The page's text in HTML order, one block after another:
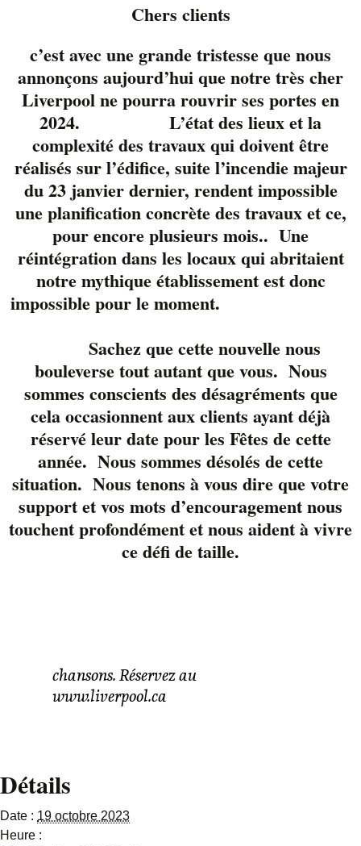
Steve Forget, depuis
1989, il gagne sa vie
en trimbalant son
répertoire de chansons
anglophones et
francophones ainsi
que ses propres
compositions. Il
auditionne pour
quelques spectacles
d’envergures telles que
Notre-Dame de Paris,
du Rock à l’opéra et
Roméo et Juliette. C’est
en étant membre du
groupe
The Grand
Illusion, hommage à
Styx, qu’en 1999 il eut
la chance
d’auditionner pour la
formation Styx.
Passionné de la scène,
il aime le transfert
d’énergie qui se
produit entre l’artiste
et son public lors de ces
chansons. Réservez au
www.liverpool.ca
Détails
Date : 19 octobre 2023
Heure :
Chers clients
c’est avec une grande tristesse que nous
annonçons aujourd’hui que notre très cher
Liverpool ne pourra rouvrir ses portes en
2024. L’état des lieux et la
complexité des travaux qui doivent être
réalisés sur l’édifice, suite l’incendie majeur
du 23 janvier dernier, rendent impossible
une planification concrète des travaux et ce,
pour encore plusieurs mois.. Une
réintégration dans les locaux qui abritaient
notre mythique établissement est donc
impossible pour le moment.
Sachez que cette nouvelle nous
bouleverse tout autant que vous. Nous
sommes conscients des désagréments que
cela occasionnent aux clients ayant déjà
réservé leur date pour les Fêtes de cette
année. Nous sommes désolés de cette
situation. Nous tenons à vous dire que votre
support et vos mots d’encouragement nous
touchent profondément et nous aident à vivre
ce défi de taille.